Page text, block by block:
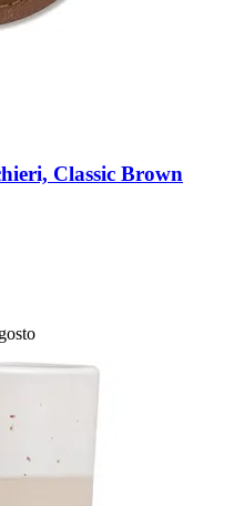
Classic Brown